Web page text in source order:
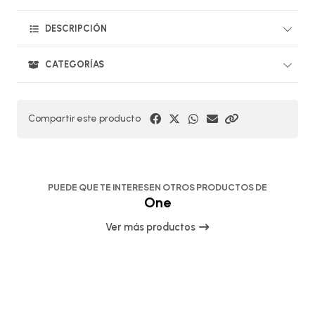
DESCRIPCIÓN
CATEGORÍAS
Compartir este producto
PUEDE QUE TE INTERESEN OTROS PRODUCTOS DE
One
Ver más productos